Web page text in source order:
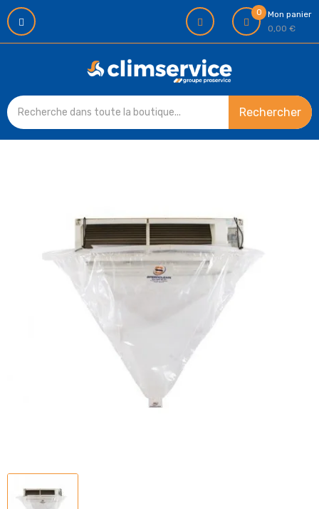
0
Mon panier
0,00 €
Rechercher